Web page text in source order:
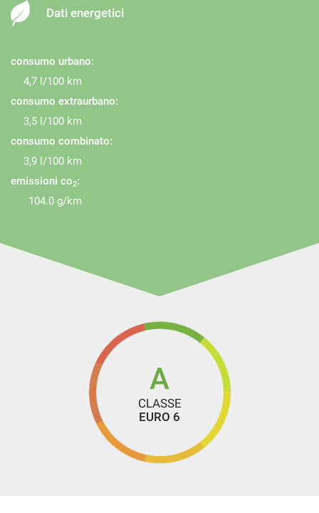
Instagram: automoda_srl
Dati energetici
consumo urbano:
4,7 l/100 km
consumo extraurbano:
3,5 l/100 km
consumo combinato:
3,9 l/100 km
emissioni co2:
104.0 g/km
A
CLASSE
EURO 6